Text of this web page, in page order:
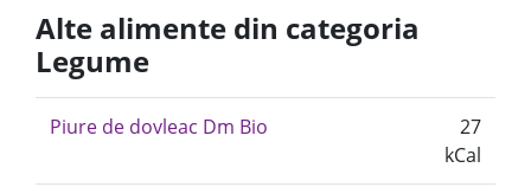
Alte alimente din categoria
Legume
Piure de dovleac Dm Bio
27
kCal